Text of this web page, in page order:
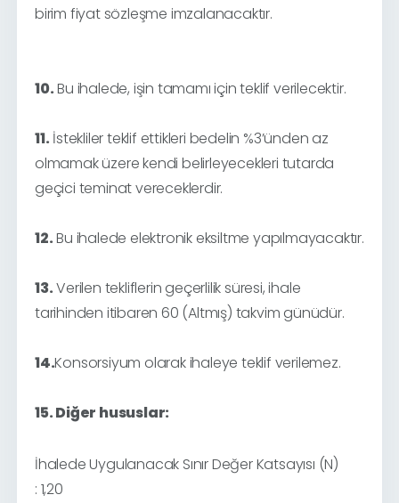
birim fiyat sözleşme imzalanacaktır.
10.Bu ihalede, işin tamamı için teklif verilecektir.
11. İstekliler teklif ettikleri bedelin %3’ünden az
olmamak üzere kendi belirleyecekleri tutarda
geçici teminat vereceklerdir.
12.Bu ihalede elektronik eksiltme yapılmayacaktır.
13.Verilen tekliflerin geçerlilik süresi, ihale
tarihinden itibaren 60 (Altmış) takvim günüdür.
14.Konsorsiyum olarak ihaleye teklif verilemez.
15. Diğer hususlar:
İhalede Uygulanacak Sınır Değer Katsayısı (N)
: 1,20